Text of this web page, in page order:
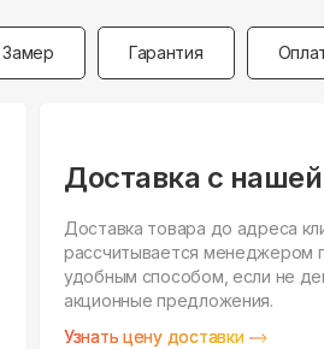
Замер Гарантия
Доставка с
Доставка товара до адреса
рассчитывается менеджером
удобным способом, если не
акционные предложения.
Узнать цену доставки